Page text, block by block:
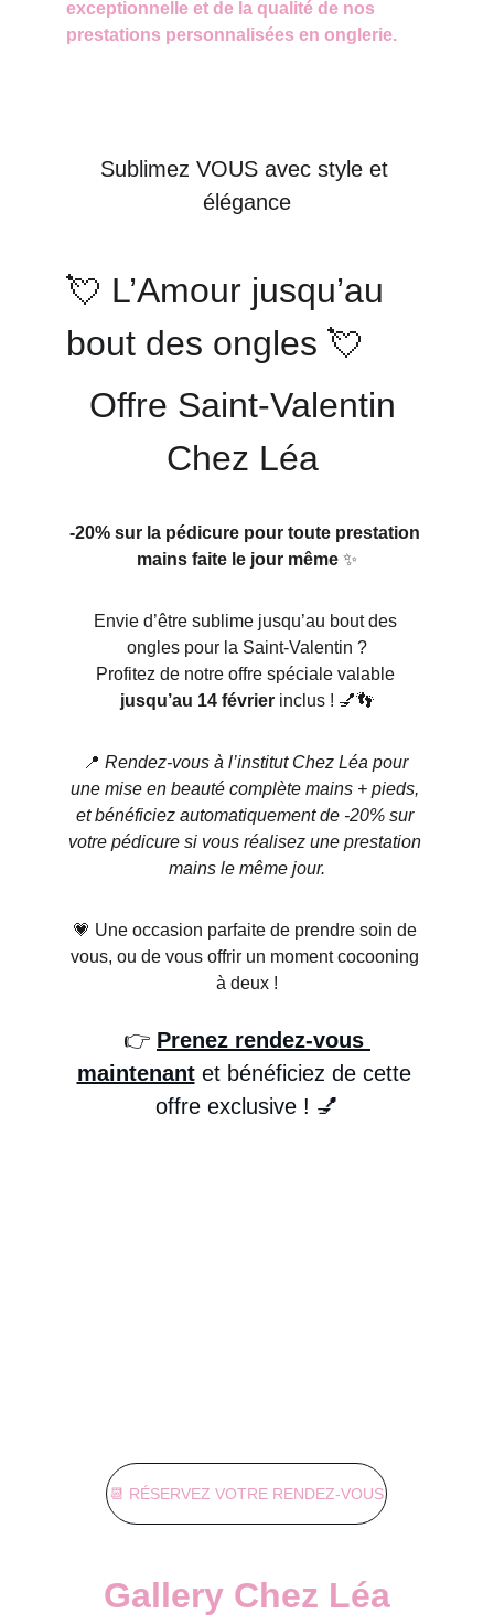
exceptionnelle et de la qualité de nos
prestations personnalisées en onglerie.
Sublimez VOUS avec style et
élégance
👉 Prenez rendez-vous
maintenant et bénéficiez de cette
offre exclusive ! 💅
💘 L’Amour jusqu’au
bout des ongles 💘
Offre Saint-Valentin
Chez Léa
-20% sur la pédicure pour toute prestation
mains faite le jour même ✨
Envie d’être sublime jusqu’au bout des
ongles pour la Saint-Valentin ?
Profitez de notre offre spéciale valable
jusqu’au 14 février inclus ! 💅👣
📍 Rendez-vous à l’institut Chez Léa pour
une mise en beauté complète mains + pieds,
et bénéficiez automatiquement de -20% sur
votre pédicure si vous réalisez une prestation
mains le même jour.
💗 Une occasion parfaite de prendre soin de
vous, ou de vous offrir un moment cocooning
à deux !
📆 RÉSERVEZ VOTRE RENDEZ-VOUS
Gallery Chez Léa